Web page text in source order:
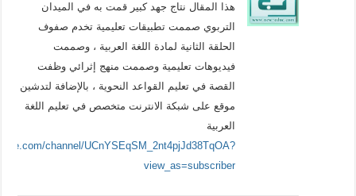
هذا المقال نتاج جهد كبير قمت به في الميدان
التربوي صممت تطبيقات تعليمية تخدم صفوف
الحلقة الثانية لمادة اللغة العربية ، وصممت
فيديوهات تعليمية وصممت منهج إثرائي وظفت
القصة في تعليم القواعد النحوية ، بالإضافة لتدشين
موقع على شبكة الانترنت متخصص في تعليم اللغة
العربية
channel/UCnYSEqSM_2nt4pjJd38TqOA?
view_as=subscriber